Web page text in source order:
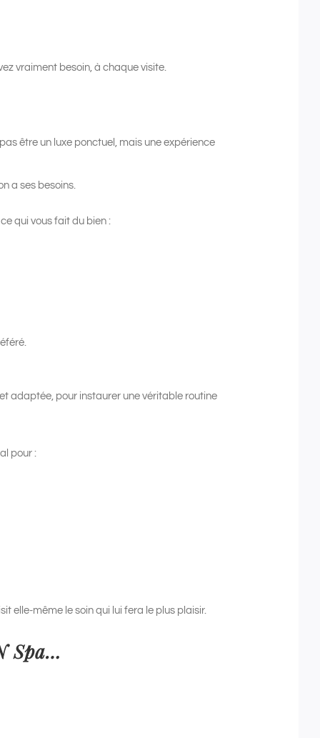
vraiment besoin, à chaque visite.
être un luxe ponctuel, mais une expérience
a ses besoins.
qui vous fait du bien :
adaptée, pour instaurer une véritable routine
pour :
elle-même le soin qui lui fera le plus plaisir.
Spa…